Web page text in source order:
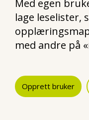
Med egen
lage leselister,
med andre på
Opprett bruker